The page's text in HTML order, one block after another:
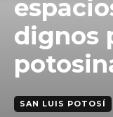
dignos
SAN LUIS POTOSÍ